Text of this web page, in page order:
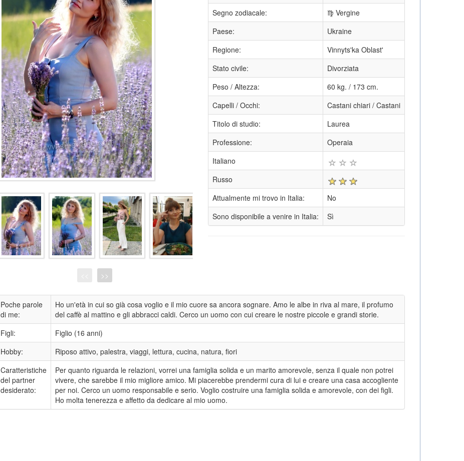
>>
Segno zodiacale:
♍ Vergine
Paese:
Ukraine
Regione:
Vinnyts'ka Oblast'
Stato civile:
Divorziata
Peso / Altezza:
60 kg. / 173 cm.
Capelli / Occhi:
Castani chiari / Castani
Titolo di studio:
Laurea
Professione:
Operaia
Italiano
Russo
Attualmente mi trovo in Italia:
No
Sono disponibile a venire in Italia:
Sì
Poche parole
di me:
Ho un'età in cui so già cosa voglio e il mio cuore sa ancora sognare. Amo le albe in riva al mare, il profumo
del caffè al mattino e gli abbracci caldi. Cerco un uomo con cui creare le nostre piccole e grandi storie.
Figli:
Figlio (16 anni)
Hobby:
Riposo attivo, palestra, viaggi, lettura, cucina, natura, fiori
Caratteristiche
del partner
desiderato:
Per quanto riguarda le relazioni, vorrei una famiglia solida e un marito amorevole, senza il quale non potrei
vivere, che sarebbe il mio migliore amico. Mi piacerebbe prendermi cura di lui e creare una casa accogliente
per noi. Cerco un uomo responsabile e serio. Voglio costruire una famiglia solida e amorevole, con dei figli.
Ho molta tenerezza e affetto da dedicare al mio uomo.